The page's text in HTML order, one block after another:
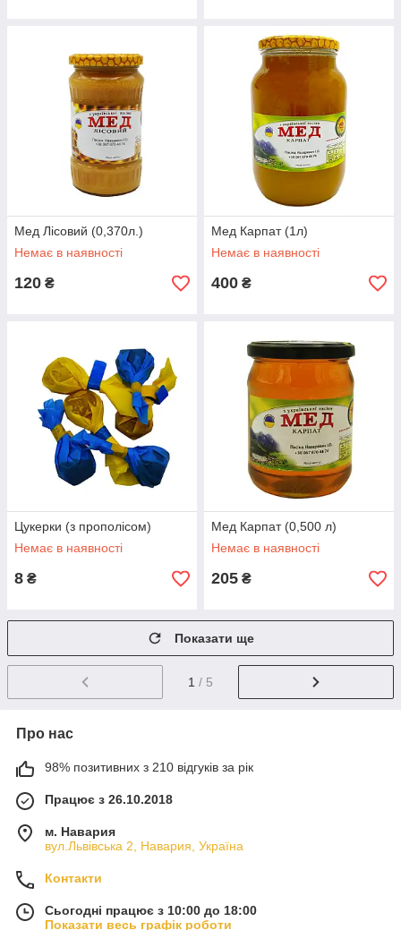
Мед Лісовий (0,370л.)
Немає в наявності
120 ₴
Мед Карпат (1л)
Немає в наявності
400 ₴
Цукерки (з прополісом)
Немає в наявності
8 ₴
Мед Карпат (0,500 л)
Немає в наявності
205 ₴
Показати ще
1 / 5
Про нас
98% позитивних з 210 відгуків за рік
Працює з 26.10.2018
м. Навария
вул.Львівська 2, Навария, Україна
Контакти
Сьогодні працює з 10:00 до 18:00
Показати весь графік роботи